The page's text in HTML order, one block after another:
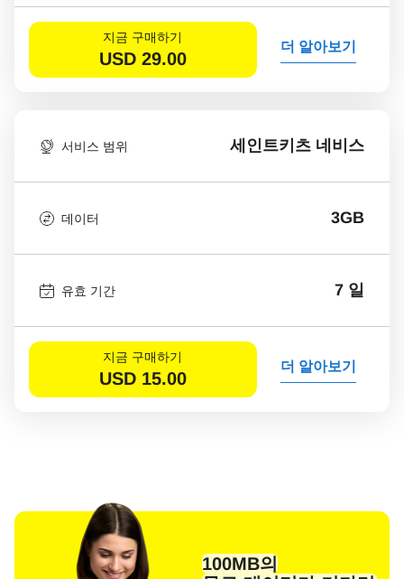
지금 구매하기
USD 29.00
더 알아보기
서비스 범위 세인트키츠 네비스
데이터 3GB
유효 기간 7 일
지금 구매하기
USD 15.00
더 알아보기
100MB의